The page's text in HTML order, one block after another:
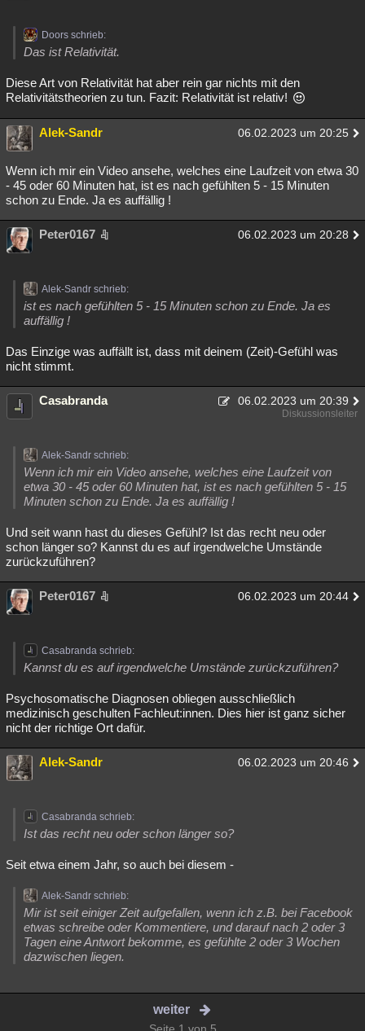
Doors schrieb:
Das ist Relativität.
Diese Art von Relativität hat aber rein gar nichts mit den
Relativitätstheorien zu tun. Fazit: Relativität ist relativ!
Alek-Sandr 06.02.2023 um 20:25
Wenn ich mir ein Video ansehe, welches eine Laufzeit von etwa 30
- 45 oder 60 Minuten hat, ist es nach gefühlten 5 - 15 Minuten
schon zu Ende. Ja es auffällig !
Peter0167 06.02.2023 um 20:28
Alek-Sandr schrieb:
ist es nach gefühlten 5 - 15 Minuten schon zu Ende. Ja es
auffällig !
Das Einzige was auffällt ist, dass mit deinem (Zeit)-Gefühl was
nicht stimmt.
Casabranda 06.02.2023 um 20:39
Diskussionsleiter
Alek-Sandr schrieb:
Wenn ich mir ein Video ansehe, welches eine Laufzeit von
etwa 30 - 45 oder 60 Minuten hat, ist es nach gefühlten 5 - 15
Minuten schon zu Ende. Ja es auffällig !
Und seit wann hast du dieses Gefühl? Ist das recht neu oder
schon länger so? Kannst du es auf irgendwelche Umstände
zurückzuführen?
Peter0167 06.02.2023 um 20:44
Casabranda schrieb:
Kannst du es auf irgendwelche Umstände zurückzuführen?
Psychosomatische Diagnosen obliegen ausschließlich
medizinisch geschulten Fachleut:innen. Dies hier ist ganz sicher
nicht der richtige Ort dafür.
Alek-Sandr 06.02.2023 um 20:46
Casabranda schrieb:
Ist das recht neu oder schon länger so?
Seit etwa einem Jahr, so auch bei diesem -
Alek-Sandr schrieb:
Mir ist seit einiger Zeit aufgefallen, wenn ich z.B. bei Facebook
etwas schreibe oder Kommentiere, und darauf nach 2 oder 3
Tagen eine Antwort bekomme, es gefühlte 2 oder 3 Wochen
dazwischen liegen.
weiter